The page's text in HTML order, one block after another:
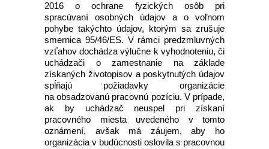
2016 o ochrane fyzických osôb pri
spracúvaní osobných údajov a o voľnom
pohybe takýchto údajov, ktorým sa zrušuje
smernica 95/46/ES. V rámci predzmluvných
vzťahov dochádza výlučne k vyhodnoteniu, či
uchádzači o zamestnanie na základe
získaných životopisov a poskytnutých údajov
spĺňajú požiadavky organizácie
na obsadzovanú pracovnú pozíciu. V prípade,
ak by uchádzač neuspel pri získaní
pracovného miesta uvedeného v tomto
oznámení, avšak má záujem, aby ho
organizácia v budúcnosti oslovila s pracovnou